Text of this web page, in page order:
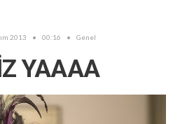
2013 • 00:16 • Genel
YAAAA